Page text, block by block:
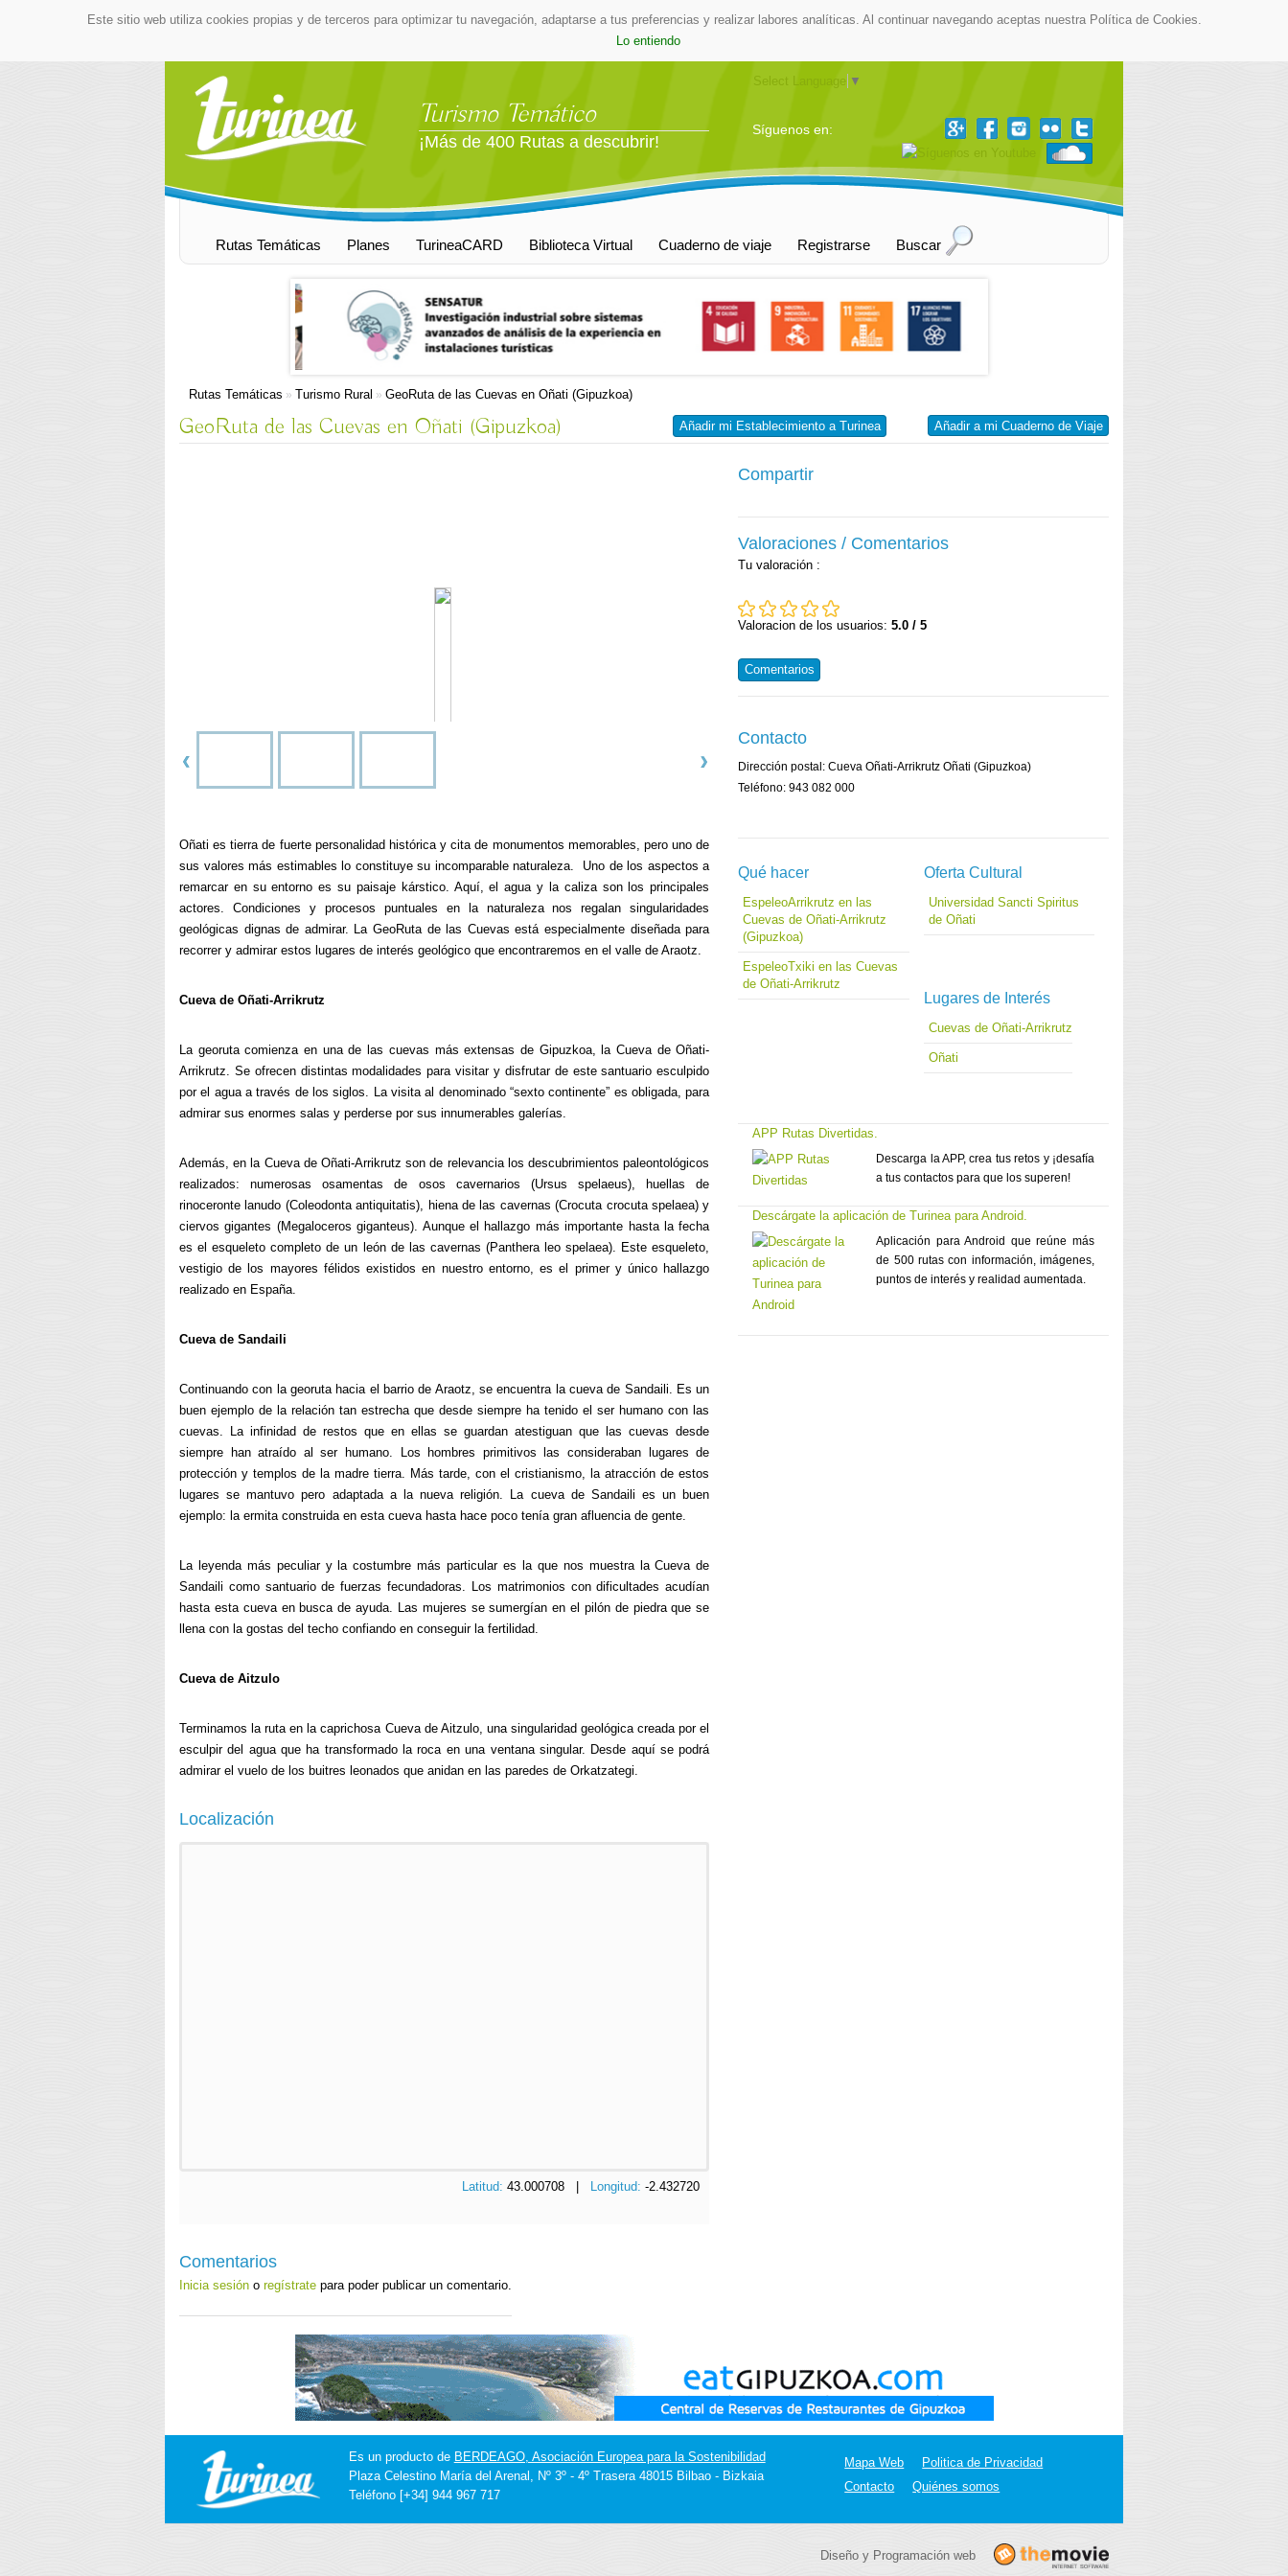
Este sitio web utiliza cookies propias y de terceros para optimizar tu navegación, adaptarse a tus preferencias y realizar labores analíticas. Al continuar navegando aceptas nuestra Política de Cookies.
Lo entiendo
Turismo Temático
¡Más de 400 Rutas a descubrir!
Select Language ▼
Síguenos en:
Rutas Temáticas Planes TurineaCARD Biblioteca Virtual Cuaderno de viaje Registrarse Buscar
Rutas Temáticas » Turismo Rural » GeoRuta de las Cuevas en Oñati (Gipuzkoa)
Añadir a mi Cuaderno de Viaje
Añadir mi Establecimiento a Turinea
GeoRuta de las Cuevas en Oñati (Gipuzkoa)
Oñati es tierra de fuerte personalidad histórica y cita de monumentos memorables, pero uno de
sus valores más estimables lo constituye su incomparable naturaleza. Uno de los aspectos a
remarcar en su entorno es su paisaje kárstico. Aquí, el agua y la caliza son los principales
actores. Condiciones y procesos puntuales en la naturaleza nos regalan singularidades
geológicas dignas de admirar. La GeoRuta de las Cuevas está especialmente diseñada para
recorrer y admirar estos lugares de interés geológico que encontraremos en el valle de Araotz.
Cueva de Oñati-Arrikrutz
La georuta comienza en una de las cuevas más extensas de Gipuzkoa, la Cueva de Oñati-
Arrikrutz. Se ofrecen distintas modalidades para visitar y disfrutar de este santuario esculpido
por el agua a través de los siglos. La visita al denominado “sexto continente” es obligada, para
admirar sus enormes salas y perderse por sus innumerables galerías.
Además, en la Cueva de Oñati-Arrikrutz son de relevancia los descubrimientos paleontológicos
realizados: numerosas osamentas de osos cavernarios (Ursus spelaeus), huellas de
rinoceronte lanudo (Coleodonta antiquitatis), hiena de las cavernas (Crocuta crocuta spelaea) y
ciervos gigantes (Megaloceros giganteus). Aunque el hallazgo más importante hasta la fecha
es el esqueleto completo de un león de las cavernas (Panthera leo spelaea). Este esqueleto,
vestigio de los mayores félidos existidos en nuestro entorno, es el primer y único hallazgo
realizado en España.
Cueva de Sandaili
Continuando con la georuta hacia el barrio de Araotz, se encuentra la cueva de Sandaili. Es un
buen ejemplo de la relación tan estrecha que desde siempre ha tenido el ser humano con las
cuevas. La infinidad de restos que en ellas se guardan atestiguan que las cuevas desde
siempre han atraído al ser humano. Los hombres primitivos las consideraban lugares de
protección y templos de la madre tierra. Más tarde, con el cristianismo, la atracción de estos
lugares se mantuvo pero adaptada a la nueva religión. La cueva de Sandaili es un buen
ejemplo: la ermita construida en esta cueva hasta hace poco tenía gran afluencia de gente.
La leyenda más peculiar y la costumbre más particular es la que nos muestra la Cueva de
Sandaili como santuario de fuerzas fecundadoras. Los matrimonios con dificultades acudían
hasta esta cueva en busca de ayuda. Las mujeres se sumergían en el pilón de piedra que se
llena con la gostas del techo confiando en conseguir la fertilidad.
Cueva de Aitzulo
Terminamos la ruta en la caprichosa Cueva de Aitzulo, una singularidad geológica creada por el
esculpir del agua que ha transformado la roca en una ventana singular. Desde aquí se podrá
admirar el vuelo de los buitres leonados que anidan en las paredes de Orkatzategi.
Localización
Latitud:43.000708 | Longitud:-2.432720
Comentarios
Inicia sesión o regístrate para poder publicar un comentario.
Compartir
Valoraciones / Comentarios
Tu valoración :
Valoracion de los usuarios:5.0 / 5
Comentarios
Contacto
Dirección postal: Cueva Oñati-Arrikrutz Oñati (Gipuzkoa)
Teléfono: 943 082 000
Qué hacer
EspeleoArrikrutz en las
Cuevas de Oñati-Arrikrutz
(Gipuzkoa)
EspeleoTxiki en las Cuevas
de Oñati-Arrikrutz
Oferta Cultural
Universidad Sancti Spiritus
de Oñati
Lugares de Interés
Cuevas de Oñati-Arrikrutz
Oñati
APP Rutas Divertidas.
Descarga la APP, crea tus retos y ¡desafía
a tus contactos para que los superen!
Descárgate la aplicación de Turinea para Android.
Aplicación para Android que reúne más
de 500 rutas con información, imágenes,
puntos de interés y realidad aumentada.
Es un producto de BERDEAGO, Asociación Europea para la Sostenibilidad
Plaza Celestino María del Arenal, Nº 3º - 4º Trasera 48015 Bilbao - Bizkaia
Teléfono [+34] 944 967 717
Mapa Web
Politica de Privacidad
Contacto
Quiénes somos
Diseño y Programación web